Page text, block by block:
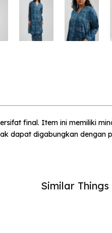
final. Item ini memiliki
dapat digabungkan dengan
Similar Things
Sale - S